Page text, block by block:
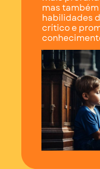
mas
habilidades
crítico e